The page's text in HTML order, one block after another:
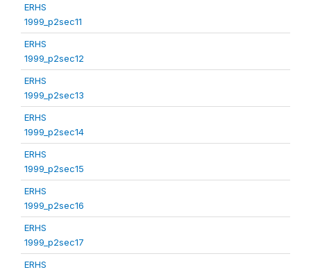
ERHS
1999_p2sec11
ERHS
1999_p2sec12
ERHS
1999_p2sec13
ERHS
1999_p2sec14
ERHS
1999_p2sec15
ERHS
1999_p2sec16
ERHS
1999_p2sec17
ERHS